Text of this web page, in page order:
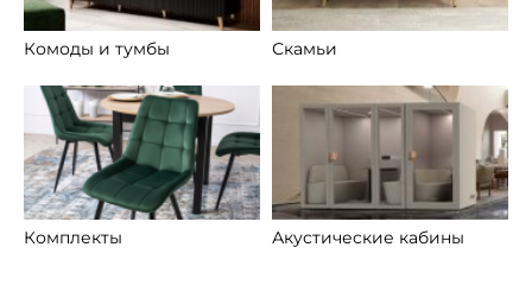
Комоды и тумбы Скамьи
Комплекты Акустические кабины